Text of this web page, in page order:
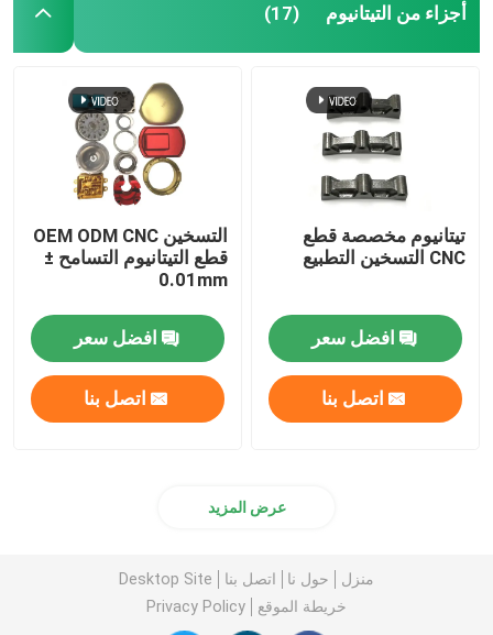
أجزاء من التيتانيوم (17)
تيتانيوم مخصصة قطع
CNC التسخين التطبيع
افضل سعر
اتصل بنا
التسخين OEM ODM CNC
قطع التيتانيوم التسامح ±
0.01mm
افضل سعر
اتصل بنا
عرض المزيد
منزل حول نا اتصل بنا
Desktop Site
خريطة الموقع
Privacy Policy